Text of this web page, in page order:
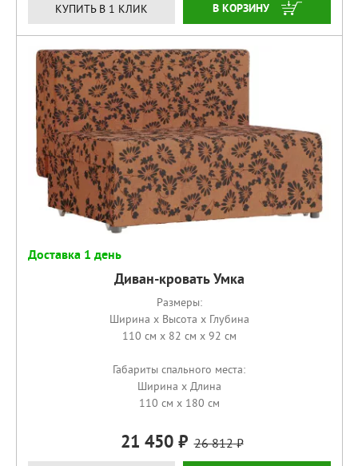
КУПИТЬ В 1 КЛИК КУПИТЬ
Доставка 1 день
Диван-кровать Умка
Размеры:
Ширина x Высота x Глубина
110 см x 82 см x 92 см
Габариты спального места:
Ширина x Длина
110 см x 180 см
21 450 26 812